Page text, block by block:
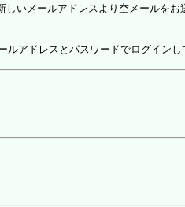
いメールアドレスより空メールをお
アドレスとパスワードでログインし